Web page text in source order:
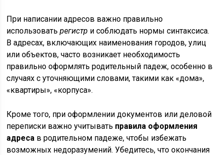
При написании адресов важно правильно
использоватьрегистр и соблюдать нормы синтаксиса.
В адресах, включающих наименования городов, улиц
или объектов, часто возникает необходимость
правильно оформлять родительный падеж, особенно в
случаях с уточняющими словами, такими как «дома»,
«квартиры», «корпуса».
Кроме того, при оформлении документов или деловой
переписки важно учитывать правила оформления
адреса в родительном падеже, чтобы избежать
возможных недоразумений. Убедитесь, что окончания